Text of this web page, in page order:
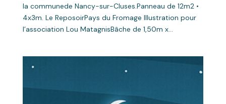
la communede Nancy-sur-Cluses.Panneau de 12m2 •
4x3m. Le ReposoirPays du Fromage Illustration pour
l’association Lou MatagnisBâche de 1,50m x...